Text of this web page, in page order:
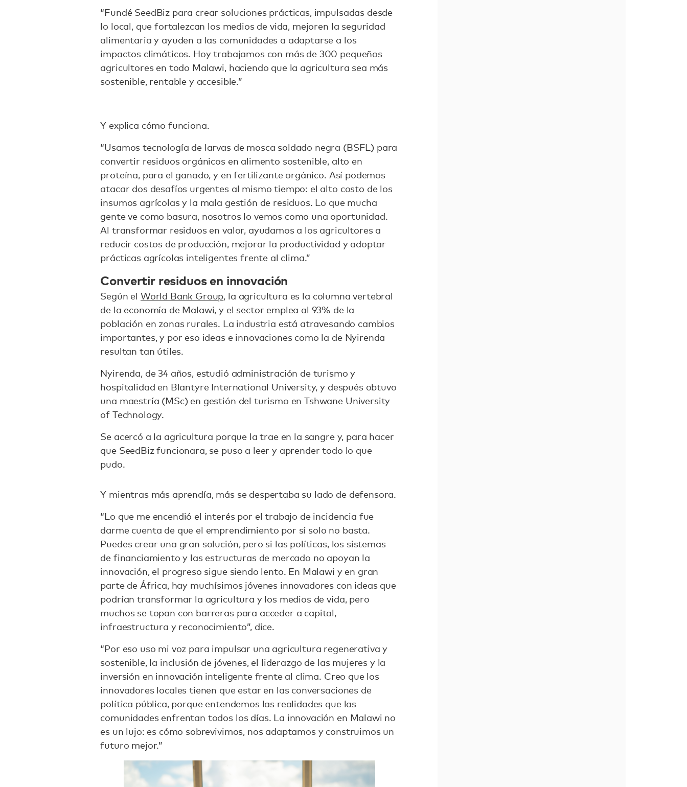
“Fundé SeedBiz para crear soluciones prácticas, impulsadas desde
lo local, que fortalezcan los medios de vida, mejoren la seguridad
alimentaria y ayuden a las comunidades a adaptarse a los
impactos climáticos. Hoy trabajamos con más de 300 pequeños
agricultores en todo Malawi, haciendo que la agricultura sea más
sostenible, rentable y accesible.”
Y explica cómo funciona.
“Usamos tecnología de larvas de mosca soldado negra (BSFL) para
convertir residuos orgánicos en alimento sostenible, alto en
proteína, para el ganado, y en fertilizante orgánico. Así podemos
atacar dos desafíos urgentes al mismo tiempo: el alto costo de los
insumos agrícolas y la mala gestión de residuos. Lo que mucha
gente ve como basura, nosotros lo vemos como una oportunidad.
Al transformar residuos en valor, ayudamos a los agricultores a
reducir costos de producción, mejorar la productividad y adoptar
prácticas agrícolas inteligentes frente al clima.”
Convertir residuos en innovación
Según el World Bank Group, la agricultura es la columna vertebral
de la economía de Malawi, y el sector emplea al 93% de la
población en zonas rurales. La industria está atravesando cambios
importantes, y por eso ideas e innovaciones como la de Nyirenda
resultan tan útiles.
Nyirenda, de 34 años, estudió administración de turismo y
hospitalidad en Blantyre International University, y después obtuvo
una maestría (MSc) en gestión del turismo en Tshwane University
of Technology.
Se acercó a la agricultura porque la trae en la sangre y, para hacer
que SeedBiz funcionara, se puso a leer y aprender todo lo que
pudo.
Y mientras más aprendía, más se despertaba su lado de defensora.
“Lo que me encendió el interés por el trabajo de incidencia fue
darme cuenta de que el emprendimiento por sí solo no basta.
Puedes crear una gran solución, pero si las políticas, los sistemas
de financiamiento y las estructuras de mercado no apoyan la
innovación, el progreso sigue siendo lento. En Malawi y en gran
parte de África, hay muchísimos jóvenes innovadores con ideas que
podrían transformar la agricultura y los medios de vida, pero
muchos se topan con barreras para acceder a capital,
infraestructura y reconocimiento”, dice.
“Por eso uso mi voz para impulsar una agricultura regenerativa y
sostenible, la inclusión de jóvenes, el liderazgo de las mujeres y la
inversión en innovación inteligente frente al clima. Creo que los
innovadores locales tienen que estar en las conversaciones de
política pública, porque entendemos las realidades que las
comunidades enfrentan todos los días. La innovación en Malawi no
es un lujo: es cómo sobrevivimos, nos adaptamos y construimos un
futuro mejor.”